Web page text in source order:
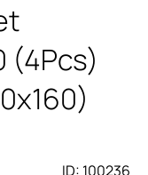
(4Pcs)
ID: 100236